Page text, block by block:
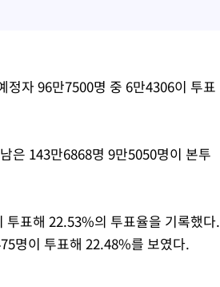
정자 96만7500명 중 6만4306이 투표
은 143만6868명 9만5050명이 본투
투표해 22.53%의 투표율을 기록했다.
명이 투표해 22.48%를 보였다.